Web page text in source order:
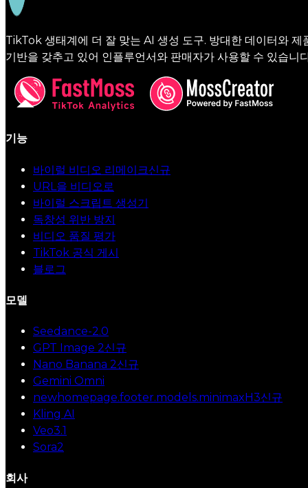
TikTok 생태계에 더 잘 맞는 AI 생성 도구. 방대한 데이터와 제
기반을 갖추고 있어 인플루언서와 판매자가 사용할 수 있습니
기능
바이럴 비디오 리메이크신규
URL을 비디오로
바이럴 스크립트 생성기
독창성 위반 방지
비디오 품질 평가
TikTok 공식 게시
블로그
모델
Seedance-2.0
GPT Image 2신규
Nano Banana 2신규
Gemini Omni
newhomepage.footer.models.minimaxH3신규
Kling AI
Veo3.1
Sora2
회사